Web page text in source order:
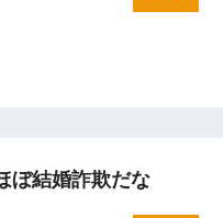
ぼ結婚詐欺だな